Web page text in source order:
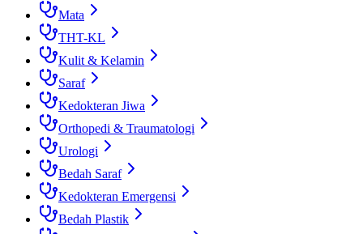
Mata
THT-KL
Kulit & Kelamin
Saraf
Kedokteran Jiwa
Orthopedi & Traumatologi
Urologi
Bedah Saraf
Kedokteran Emergensi
Bedah Plastik